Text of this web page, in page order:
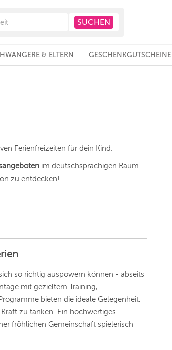
& ELTERN GESCHENKGUTSCHEINE
Ferienfreizeiten für dein Kind.
im deutschsprachigen Raum.
zu entdecken!
so richtig auspowern können - abseits
mit gezieltem Training,
bieten die ideale Gelegenheit,
zu tanken. Ein hochwertiges
fröhlichen Gemeinschaft spielerisch